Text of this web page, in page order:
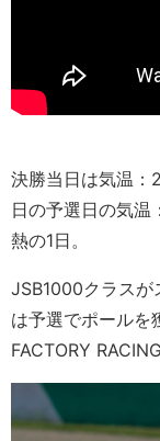
決勝当日は気温：
日の予選日の気
熱の1日。
JSB1000クラスが
は予選でポールを
FACTORY